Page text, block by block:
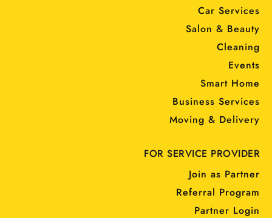
Car Services
Salon & Beauty
Cleaning
Events
Smart Home
Business Services
Moving & Delivery
FOR SERVICE PROVIDER
Join as Partner
Referral Program
Partner Login